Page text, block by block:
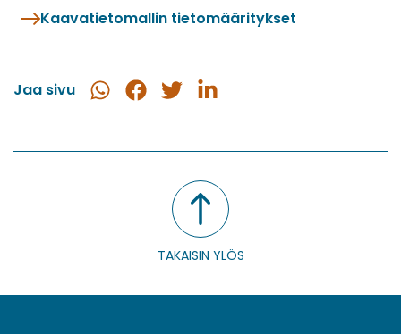
Kaavatietomallin tietomääritykset
Jaa sivu
Jaa
Jaa
Jaa
Jaa
TAKAISIN YLÖS